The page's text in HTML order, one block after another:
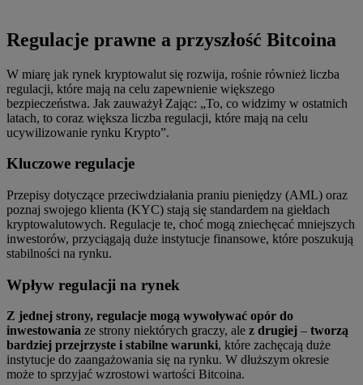
Regulacje prawne a przyszłość Bitcoina
W miarę jak rynek kryptowalut się rozwija, rośnie również liczba
regulacji, które mają na celu zapewnienie większego
bezpieczeństwa. Jak zauważył Zając: „To, co widzimy w ostatnich
latach, to coraz większa liczba regulacji, które mają na celu
ucywilizowanie rynku Krypto”.
Kluczowe regulacje
Przepisy dotyczące przeciwdziałania praniu pieniędzy (AML) oraz
poznaj swojego klienta (KYC) stają się standardem na giełdach
kryptowalutowych. Regulacje te, choć mogą zniechęcać mniejszych
inwestorów, przyciągają duże instytucje finansowe, które poszukują
stabilności na rynku.
Wpływ regulacji na rynek
Z jednej strony, regulacje mogą wywoływać opór do
inwestowania ze strony niektórych graczy, ale z drugiej – tworzą
bardziej przejrzyste i stabilne warunki, które zachęcają duże
instytucje do zaangażowania się na rynku. W dłuższym okresie
może to sprzyjać wzrostowi wartości Bitcoina.